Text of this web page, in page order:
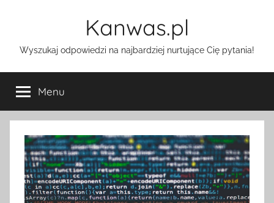
Kanwas.pl
Wyszukaj odpowiedzi na najbardziej nurtujące Cię pytania!
Menu